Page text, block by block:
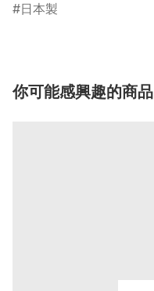
日本製
你可能感興趣的商品